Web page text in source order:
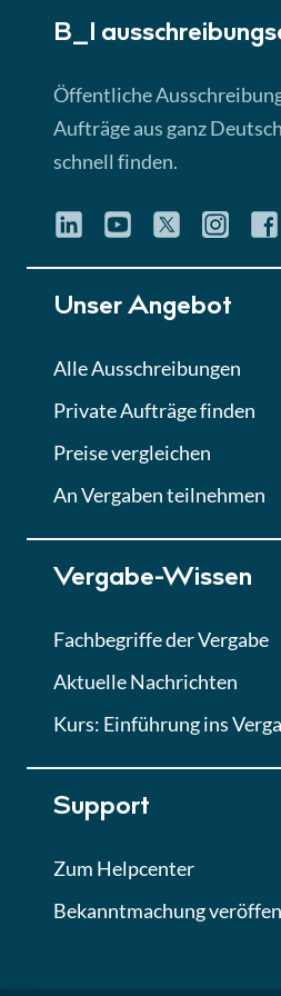
Lektion
► 4:31
Quiz
Eignung im
Lektion 6
Abgabe von
Lektion
Lektion
Finales
B_I
Öffentliche
Aufträge aus ganz
schnell finden.
Unser Angebot
Alle Ausschreibungen
Private Aufträge finden
Preise vergleichen
An Vergaben teilnehmen
Vergabe-Wissen
Fachbegriffe der Vergabe
Aktuelle Nachrichten
Kurs: Einführung ins
Support
Zum Helpcenter
Bekanntmachung